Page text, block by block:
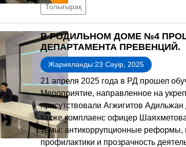
Толығырақ
В РОДИЛЬНОМ ДОМЕ №4
ДЕПАРТАМЕНТА ПРЕВЕНЦИЙ.
Жарияланды:23 Сәуір, 2025
21 апреля 2025 года в РД прошел
Мероприятие, направленное на
присутствовали Агжигитов
также комплаенс офицер
темы: антикоррупционные реформы,
профилактики и прозрачность